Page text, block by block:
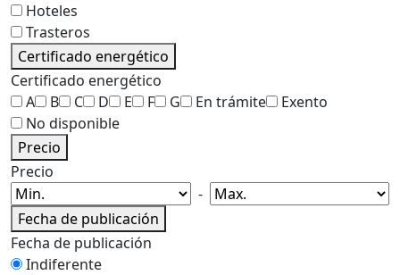
Hoteles
Trasteros
Certificado energético
Certificado energético
A
B C D E F G En trámite
Exento
No disponible
Precio
Precio
-
Fecha de publicación
Fecha de publicación
Indiferente